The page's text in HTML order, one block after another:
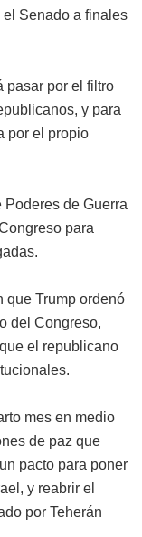
Senado a finales
pasar por el filtro
y para
por el propio
Poderes de Guerra
para
que Trump ordenó
del Congreso,
el republicano
mes en medio
de paz que
pacto para poner
y reabrir el
por Teherán